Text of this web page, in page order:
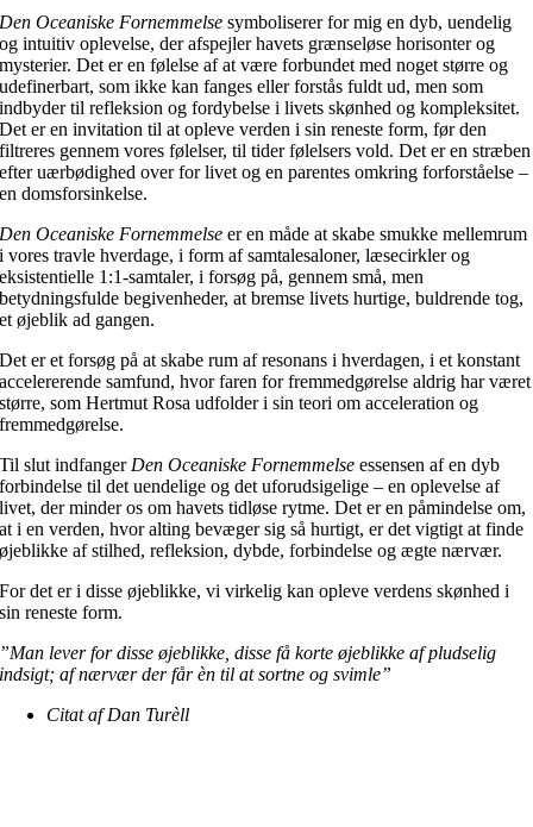
Den Oceaniske Fornemmelse symboliserer for mig en dyb, uendelig
og intuitiv oplevelse, der afspejler havets grænseløse horisonter og
mysterier. Det er en følelse af at være forbundet med noget større og
udefinerbart, som ikke kan fanges eller forstås fuldt ud, men som
indbyder til refleksion og fordybelse i livets skønhed og kompleksitet.
Det er en invitation til at opleve verden i sin reneste form, før den
filtreres gennem vores følelser, til tider følelsers vold. Det er en stræben
efter uærbødighed over for livet og en parentes omkring forforståelse –
en domsforsinkelse.
Den Oceaniske Fornemmelse er en måde at skabe smukke mellemrum
i vores travle hverdage, i form af samtalesaloner, læsecirkler og
eksistentielle 1:1-samtaler, i forsøg på, gennem små, men
betydningsfulde begivenheder, at bremse livets hurtige, buldrende tog,
et øjeblik ad gangen.
Det er et forsøg på at skabe rum af resonans i hverdagen, i et konstant
accelererende samfund, hvor faren for fremmedgørelse aldrig har været
større, som Hertmut Rosa udfolder i sin teori om acceleration og
fremmedgørelse.
Til slut indfanger Den Oceaniske Fornemmelse essensen af en dyb
forbindelse til det uendelige og det uforudsigelige – en oplevelse af
livet, der minder os om havets tidløse rytme. Det er en påmindelse om,
at i en verden, hvor alting bevæger sig så hurtigt, er det vigtigt at finde
øjeblikke af stilhed, refleksion, dybde, forbindelse og ægte nærvær.
For det er i disse øjeblikke, vi virkelig kan opleve verdens skønhed i
sin reneste form.
”Man lever for disse øjeblikke, disse få korte øjeblikke af pludselig
indsigt; af nærvær der får èn til at sortne og svimle”
Citat af Dan Turèll